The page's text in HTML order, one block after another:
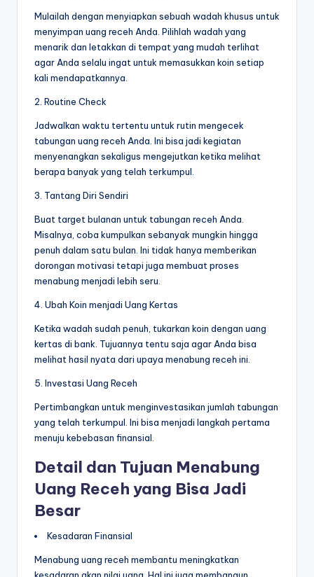
Mulailah dengan menyiapkan sebuah wadah khusus untuk
menyimpan uang receh Anda. Pilihlah wadah yang
menarik dan letakkan di tempat yang mudah terlihat
agar Anda selalu ingat untuk memasukkan koin setiap
kali mendapatkannya.
2. Routine Check
Jadwalkan waktu tertentu untuk rutin mengecek
tabungan uang receh Anda. Ini bisa jadi kegiatan
menyenangkan sekaligus mengejutkan ketika melihat
berapa banyak yang telah terkumpul.
3. Tantang Diri Sendiri
Buat target bulanan untuk tabungan receh Anda.
Misalnya, coba kumpulkan sebanyak mungkin hingga
penuh dalam satu bulan. Ini tidak hanya memberikan
dorongan motivasi tetapi juga membuat proses
menabung menjadi lebih seru.
4. Ubah Koin menjadi Uang Kertas
Ketika wadah sudah penuh, tukarkan koin dengan uang
kertas di bank. Tujuannya tentu saja agar Anda bisa
melihat hasil nyata dari upaya menabung receh ini.
5. Investasi Uang Receh
Pertimbangkan untuk menginvestasikan jumlah tabungan
yang telah terkumpul. Ini bisa menjadi langkah pertama
menuju kebebasan finansial.
Detail dan Tujuan Menabung
Uang Receh yang Bisa Jadi
Besar
Kesadaran Finansial
Menabung uang receh membantu meningkatkan